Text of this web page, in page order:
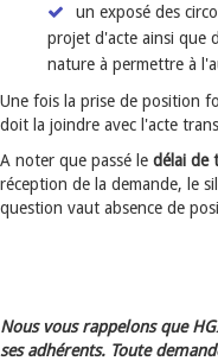
un exposé des
projet d'acte ainsi que
nature à permettre à
Une fois la prise de position
doit la joindre avec l'acte
A noter que passé le délai de
réception de la demande, le
question vaut absence de
Nous vous rappelons que
ses adhérents. Toute